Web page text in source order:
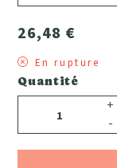
26,48 €
Quantité
-
+
En rupture